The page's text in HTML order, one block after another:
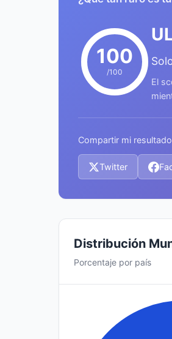
100
/100
El
Compartir mi
Twitter
Distribución
Porcentaje por país